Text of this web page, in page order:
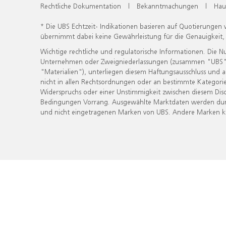
Rechtliche Dokumentation | Bekanntmachungen |
* Die UBS Echtzeit- Indikationen basieren auf
übernimmt dabei keine Gewährleistung für die
Wichtige rechtliche und regulatorische Informationen. Die
Unternehmen oder Zweigniederlassungen (zusammen
"Materialien"), unterliegen diesem Haftungsausschluss
nicht in allen Rechtsordnungen oder an bestimmte
Widerspruchs oder einer Unstimmigkeit zwischen diesem
Bedingungen Vorrang. Ausgewählte Marktdaten werden
und nicht eingetragenen Marken von UBS. Andere Marken